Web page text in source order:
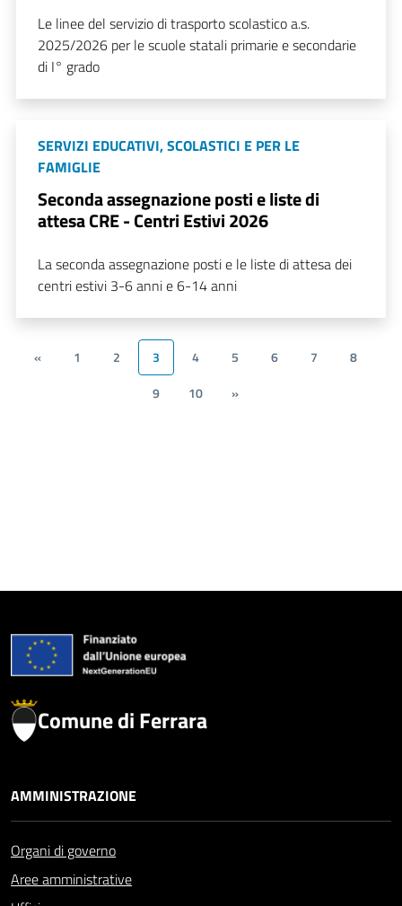
Le linee del servizio di trasporto scolastico a.s.
2025/2026 per le scuole statali primarie e secondarie
di I° grado
SERVIZI EDUCATIVI, SCOLASTICI E PER LE
FAMIGLIE
Seconda assegnazione posti e liste di
attesa CRE - Centri Estivi 2026
La seconda assegnazione posti e le liste di attesa dei
centri estivi 3-6 anni e 6-14 anni
« 1 2 3 4 5 6 7
8
9
10 »
Comune di Ferrara
AMMINISTRAZIONE
Organi di governo
Aree amministrative